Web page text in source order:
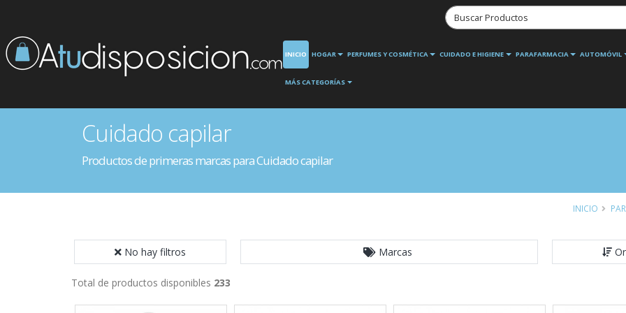
INICIO HOGAR PERFUMES Y COSMÉTICA CUIDADO E HIGIENE PARAFARMACIA AUTOMÓVIL
MÁS CATEGORÍAS
Cuidado capilar
Productos de primeras marcas para Cuidado capilar
INICIO
No hay filtros Marcas
Total de productos disponibles 233